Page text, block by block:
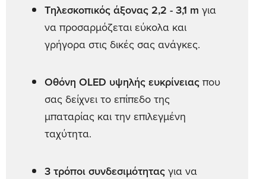
Τηλεσκοπικός άξονας 2,2 - 3,1 m για
να προσαρμόζεται εύκολα και
γρήγορα στις δικές σας ανάγκες.
Oθόνη OLED υψηλής ευκρίνειας που
σας δείχνει το επίπεδο της
μπαταρίας και την επιλεγμένη
ταχύτητα.
3 τρόποι συνδεσιμότητας για να